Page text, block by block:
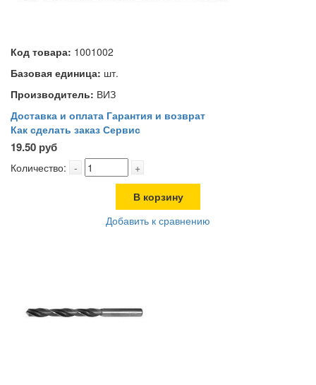
Код товара: 1001002
Базовая единица: шт.
Производитель: ВИЗ
Доставка и оплата Гарантия и возврат
Как сделать заказ Сервис
19.50 руб
Количество: - +
В корзину
Добавить к сравнению